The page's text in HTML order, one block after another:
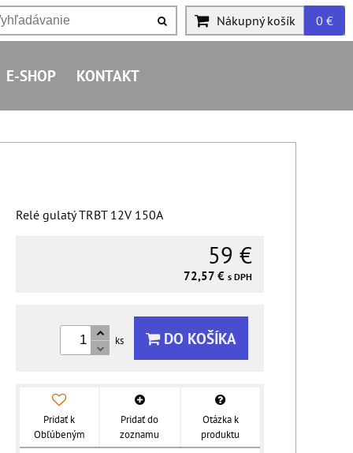
Nákupný košík 0 €
E-SHOP KONTAKT
Relé gulatý TRBT 12V 150A
59 €
72,57 € s DPH
ks DO KOŠÍKA
Pridať k
Obľúbeným
Pridať do
zoznamu
Otázka k
produktu